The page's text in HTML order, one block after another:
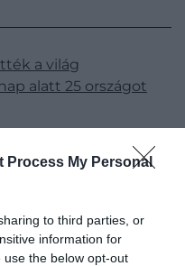
Process My Personal
to third parties, or
information for
the below opt-out
a világ
alatt 25 országot
nevű hajó útjaira
negyedik fő, ha